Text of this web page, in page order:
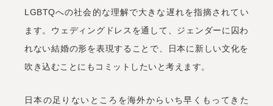
LGBTQへの社会的な理解で大きな遅れを指摘されてい
ます。ウェディングドレスを通して、ジェンダーに囚わ
れない結婚の形を表現することで、日本に新しい文化を
吹き込むことにもコミットしたいと考えます。
日本の足りないところを海外からいち早くもってきた